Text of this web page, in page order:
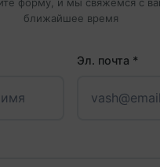
ближайшее время
Эл. почта *